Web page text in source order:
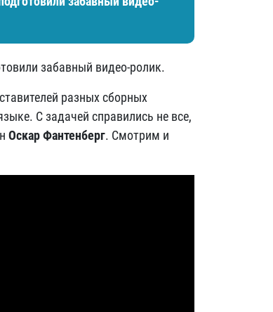
забавный видео-ролик.
разных сборных
С задачей справились не все,
Оскар Фантенберг. Смотрим и